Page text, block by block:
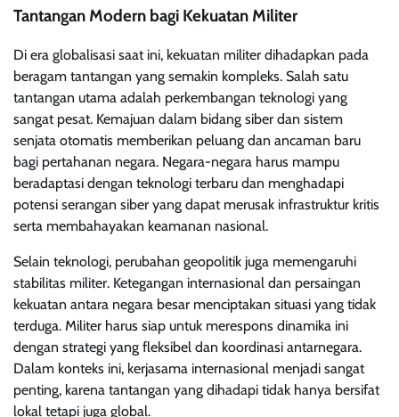
Tantangan Modern bagi Kekuatan Militer
Di era globalisasi saat ini, kekuatan militer dihadapkan pada
beragam tantangan yang semakin kompleks. Salah satu
tantangan utama adalah perkembangan teknologi yang
sangat pesat. Kemajuan dalam bidang siber dan sistem
senjata otomatis memberikan peluang dan ancaman baru
bagi pertahanan negara. Negara-negara harus mampu
beradaptasi dengan teknologi terbaru dan menghadapi
potensi serangan siber yang dapat merusak infrastruktur kritis
serta membahayakan keamanan nasional.
Selain teknologi, perubahan geopolitik juga memengaruhi
stabilitas militer. Ketegangan internasional dan persaingan
kekuatan antara negara besar menciptakan situasi yang tidak
terduga. Militer harus siap untuk merespons dinamika ini
dengan strategi yang fleksibel dan koordinasi antarnegara.
Dalam konteks ini, kerjasama internasional menjadi sangat
penting, karena tantangan yang dihadapi tidak hanya bersifat
lokal tetapi juga global.